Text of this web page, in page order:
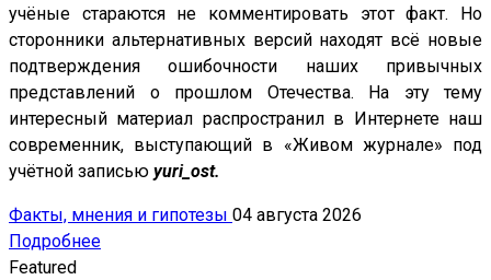
учёные стараются не комментировать этот факт. Но
сторонники альтернативных версий находят всё новые
подтверждения ошибочности наших привычных
представлений о прошлом Отечества. На эту тему
интересный материал распространил в Интернете наш
современник, выступающий в «Живом журнале» под
учётной записью yuri_ost.
Факты, мнения и гипотезы 04 августа 2026
Подробнее
Featured